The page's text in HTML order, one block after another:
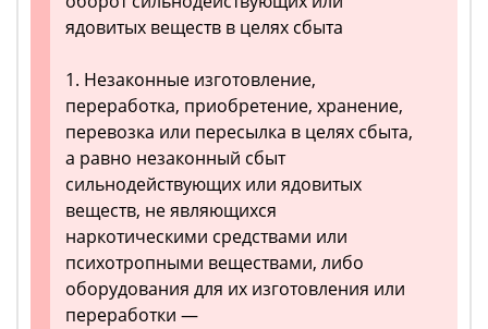
ядовитых веществ в целях сбыта
1. Незаконные изготовление,
переработка, приобретение, хранение,
перевозка или пересылка в целях сбыта,
а равно незаконный сбыт
сильнодействующих или ядовитых
веществ, не являющихся
наркотическими средствами или
психотропными веществами, либо
оборудования для их изготовления или
переработки —